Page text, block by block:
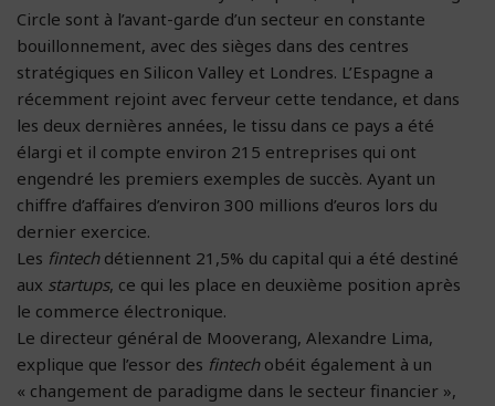
Circle sont à l’avant-garde d’un secteur en constante
bouillonnement, avec des sièges dans des centres
stratégiques en Silicon Valley et Londres. L’Espagne a
récemment rejoint avec ferveur cette tendance, et dans
les deux dernières années, le tissu dans ce pays a été
élargi et il compte environ 215 entreprises qui ont
engendré les premiers exemples de succès. Ayant un
chiffre d’affaires d’environ 300 millions d’euros lors du
dernier exercice.
Les fintechdétiennent 21,5% du capital qui a été destiné
aux startups, ce qui les place en deuxième position après
le commerce électronique.
Le directeur général de Mooverang, Alexandre Lima,
explique que l’essor des fintechobéit également à un
« changement de paradigme dans le secteur financier »,